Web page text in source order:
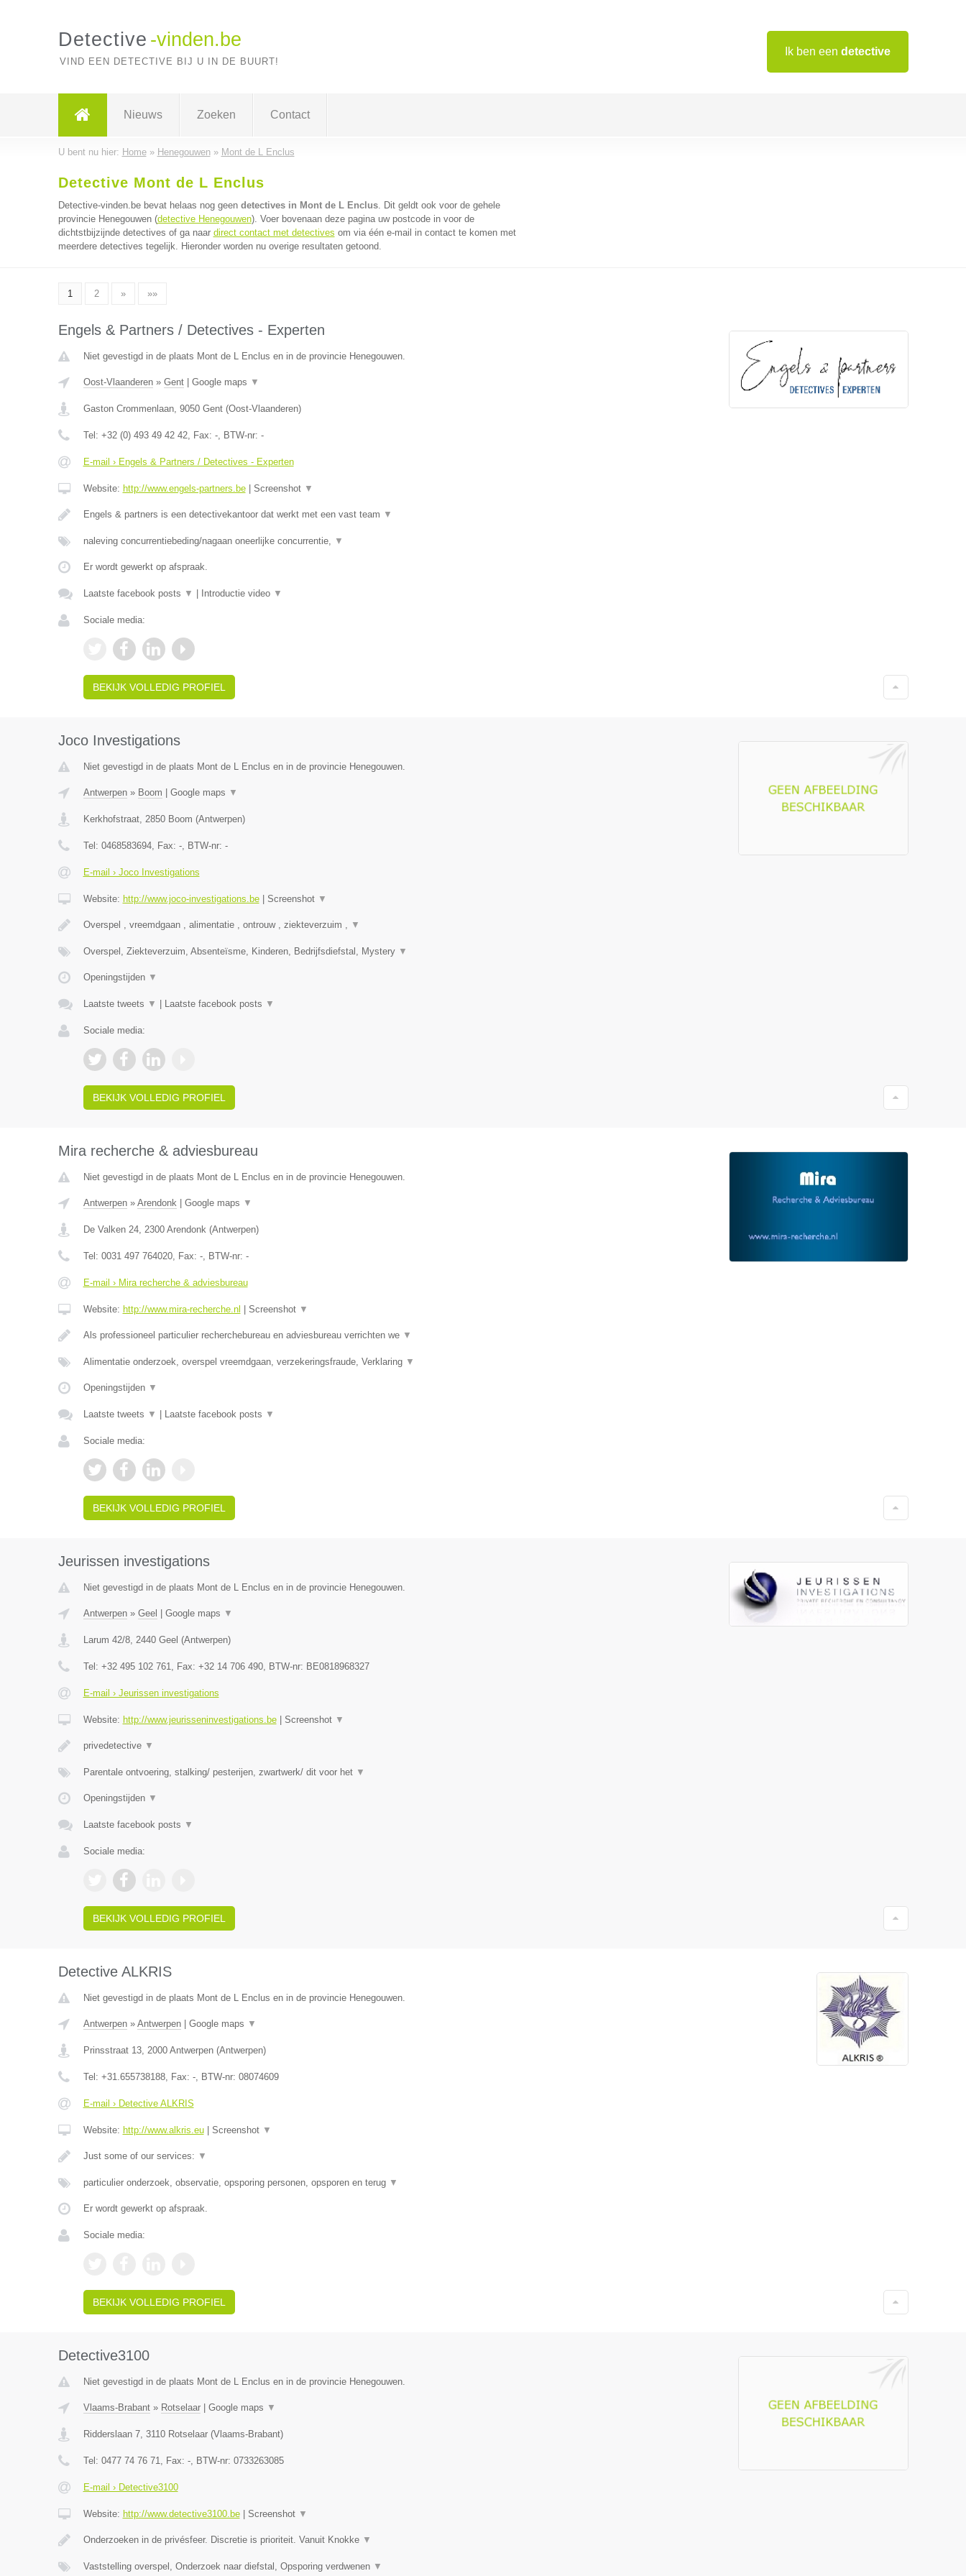
Ik ben een detective
Detective -vinden.be
VIND EEN DETECTIVE BIJ U IN DE BUURT!
Nieuws Zoeken Contact
U bent nu hier: Home» Henegouwen» Mont de L Enclus
Detective Mont de L Enclus
Detective-vinden.be bevat helaas nog geen detectives in Mont de L Enclus. Dit geldt ook voor de gehele
provincie Henegouwen (detective Henegouwen). Voer bovenaan deze pagina uw postcode in voor de
dichtstbijzijnde detectives of ga naar direct contact met detectives om via één e-mail in contact te komen met
meerdere detectives tegelijk. Hieronder worden nu overige resultaten getoond.
1 2 » »»
Engels & Partners / Detectives - Experten
Niet gevestigd in de plaats Mont de L Enclus en in de provincie Henegouwen.
Oost-Vlaanderen» Gent| Google maps ▼
Gaston Crommenlaan, 9050 Gent(Oost-Vlaanderen)
Tel: +32 (0) 493 49 42 42, Fax: -, BTW-nr: -
E-mail › Engels & Partners / Detectives - Experten
Website: http://www.engels-partners.be| Screenshot ▼
Engels & partners is een detectivekantoor dat werkt met een vast team ▼
naleving concurrentiebeding/nagaan oneerlijke concurrentie, ▼
Er wordt gewerkt op afspraak.
Laatste facebook posts ▼ Introductie video ▼
Sociale media:
BEKIJK VOLLEDIG PROFIEL
Joco Investigations
Niet gevestigd in de plaats Mont de L Enclus en in de provincie Henegouwen.
Antwerpen» Boom Google maps ▼
Kerkhofstraat, 2850 Boom (Antwerpen)
Tel: 0468583694, Fax: -, BTW-nr: -
E-mail › Joco Investigations
Website: http://www.joco-investigations.be| Screenshot ▼
Overspel , vreemdgaan , alimentatie , ontrouw , ziekteverzuim , ▼
Overspel, Ziekteverzuim, Absenteïsme, Kinderen, Bedrijfsdiefstal, Mystery ▼
Openingstijden ▼
Laatste tweets ▼ Laatste facebook posts ▼
Sociale media:
BEKIJK VOLLEDIG PROFIEL
Mira recherche & adviesbureau
Niet gevestigd in de plaats Mont de L Enclus en in de provincie Henegouwen.
Antwerpen» Arendonk| Google maps ▼
De Valken 24, 2300 Arendonk(Antwerpen)
Tel: 0031 497 764020, Fax: -, BTW-nr: -
E-mail › Mira recherche & adviesbureau
Website: http://www.mira-recherche.nl Screenshot ▼
Als professioneel particulier recherchebureau en adviesbureau verrichten we ▼
Alimentatie onderzoek, overspel vreemdgaan, verzekeringsfraude, Verklaring ▼
Openingstijden ▼
Laatste tweets ▼ Laatste facebook posts ▼
Sociale media:
BEKIJK VOLLEDIG PROFIEL
Jeurissen investigations
Niet gevestigd in de plaats Mont de L Enclus en in de provincie Henegouwen.
Antwerpen» Geel Google maps ▼
Larum 42/8, 2440 Geel (Antwerpen)
Tel: +32 495 102 761, Fax: +32 14 706 490, BTW-nr: BE0818968327
E-mail › Jeurissen investigations
Website: http://www.jeurisseninvestigations.be| Screenshot ▼
privedetective ▼
Parentale ontvoering, stalking/ pesterijen, zwartwerk/ dit voor het ▼
Openingstijden ▼
Laatste facebook posts ▼
Sociale media:
BEKIJK VOLLEDIG PROFIEL
Detective ALKRIS
Niet gevestigd in de plaats Mont de L Enclus en in de provincie Henegouwen.
Antwerpen» Antwerpen| Google maps ▼
Prinsstraat 13, 2000 Antwerpen(Antwerpen)
Tel: +31.655738188, Fax: -, BTW-nr: 08074609
E-mail › Detective ALKRIS
Website: http://www.alkris.eu| Screenshot ▼
Just some of our services: ▼
particulier onderzoek, observatie, opsporing personen, opsporen en terug ▼
Er wordt gewerkt op afspraak.
Sociale media:
BEKIJK VOLLEDIG PROFIEL
Detective3100
Niet gevestigd in de plaats Mont de L Enclus en in de provincie Henegouwen.
Vlaams-Brabant» Rotselaar| Google maps ▼
Ridderslaan 7, 3110 Rotselaar(Vlaams-Brabant)
Tel: 0477 74 76 71, Fax: -, BTW-nr: 0733263085
E-mail › Detective3100
Website: http://www.detective3100.be| Screenshot ▼
Onderzoeken in de privésfeer. Discretie is prioriteit. Vanuit Knokke ▼
Vaststelling overspel, Onderzoek naar diefstal, Opsporing verdwenen ▼